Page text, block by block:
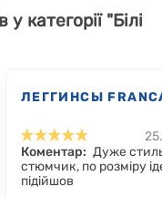
категорії "Білі
ЛЕГГИНСЫ
Коментар: Дуже
стюмчик, по розміру
підійшов